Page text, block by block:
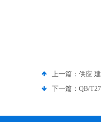
上一篇： 供应
下一篇： QB/